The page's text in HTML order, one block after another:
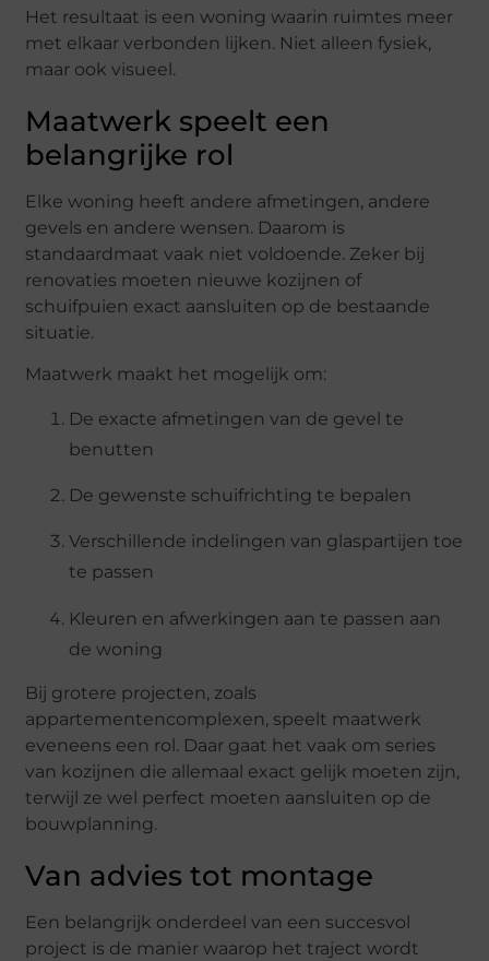
Het resultaat is eenwoningwaarin ruimtes meer
met elkaarverbonden lijken. Niet alleen fysiek,
maar ookvisueel.
Maatwerk speelt een
belangrijke rol
Elkewoning heeft andere afmetingen, andere
gevels en anderewensen. Daarom is
standaardmaatvaak nietvoldoende. Zeker bij
renovaties moeten nieuwe kozijnen of
schuifpuien exact aansluiten op de bestaande
situatie.
Maatwerk maakt het mogelijk om:
De exacte afmetingenvan de gevel te
benutten
De gewenste schuifrichting te bepalen
Verschillende indelingenvan glaspartijen toe
te passen
Kleuren en afwerkingen aan te passen aan
dewoning
Bij grotere projecten, zoals
appartementencomplexen, speelt maatwerk
eveneens een rol. Daar gaat hetvaak om series
van kozijnen die allemaal exact gelijk moeten zijn,
terwijl zewel perfect moeten aansluiten op de
bouwplanning.
Van adviestot montage
Een belangrijk onderdeelvan een succesvol
project is de manierwaarop het trajectwordt